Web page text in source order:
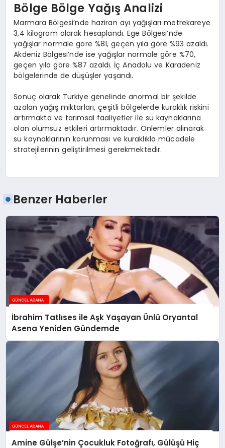
Bölge Bölge Yağış Analizi
Marmara Bölgesi’nde haziran ayı yağışları metrekareye
3,4 kilogram olarak hesaplandı. Ege Bölgesi’nde
yağışlar normale göre %81, geçen yıla göre %93 azaldı.
Akdeniz Bölgesi’nde ise yağışlar normale göre %70,
geçen yıla göre %87 azaldı. İç Anadolu ve Karadeniz
bölgelerinde de düşüşler yaşandı.
Sonuç olarak Türkiye genelinde anormal bir şekilde
azalan yağış miktarları, çeşitli bölgelerde kuraklık riskini
artırmakta ve tarımsal faaliyetler ile su kaynaklarına
olan olumsuz etkileri artırmaktadır. Önlemler alınarak
su kaynaklarının korunması ve kuraklıkla mücadele
stratejilerinin geliştirilmesi gerekmektedir.
Benzer Haberler
İbrahim Tatlıses ile Aşk Yaşayan Ünlü Oryantal
Asena Yeniden Gündemde
Amine Gülşe’nin Çocukluk Fotoğrafı, Gülüşü Hiç